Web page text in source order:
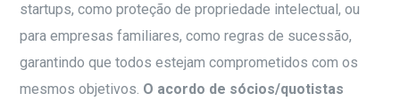
startups, como proteção de propriedade intelectual, ou
para empresas familiares, como regras de sucessão,
garantindo que todos estejam comprometidos com os
mesmos objetivos. O acordo de sócios/quotistas